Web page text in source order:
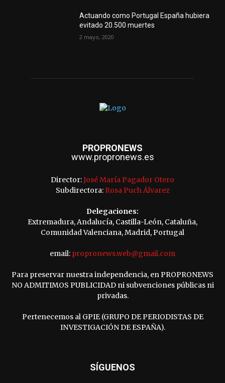
Actuando como Portugal España hubiera
evitado 20.500 muertes
2 mayo, 2020
PROPRONEWS
www.propronews.es
Director:José María Pagador Otero
Subdirectora: Rosa Puch Álvarez
Delegaciones:
Extremadura, Andalucía, Castilla-León, Cataluña,
Comunidad Valenciana, Madrid, Portugal
email: propronews.web@gmail.com
Para preservar nuestra independencia, en PROPRONEWS
NO ADMITIMOS PUBLICIDAD ni subvenciones públicas ni
privadas.
Pertenecemos al GPIE (GRUPO DE PERIODISTAS DE
INVESTIGACIÓN DE ESPAÑA).
SÍGUENOS